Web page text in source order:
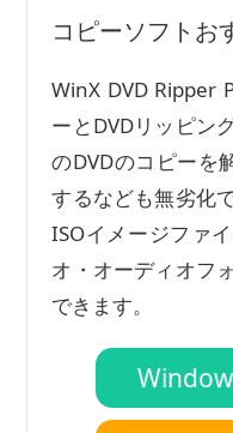
コピーソフトお
WinX DVD Ripper
ーとDVDリッピン
のDVDのコピーを
するなども無劣化
ISOイメージファ
オ・オーディオフ
できます。